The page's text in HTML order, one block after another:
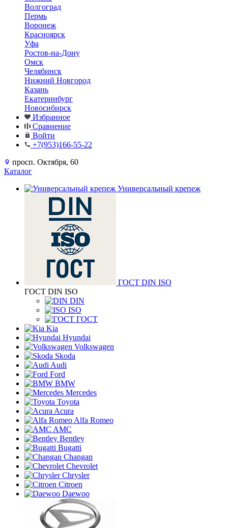
Волгоград
Пермь
Воронеж
Красноярск
Уфа
Ростов-на-Дону
Омск
Челябинск
Нижний Новгород
Казань
Екатеринбург
Новосибирск
Избранное
Сравнение
Войти
+7(953)166-55-22
просп. Октября, 60
Каталог
Универсальный крепеж
ГОСТ DIN ISO
ГОСТ DIN ISO
DIN
ISO
ГОСТ
Kia
Hyundai
Volkswagen
Skoda
Audi
Ford
BMW
Mercedes
Toyota
Acura
Alfa Romeo
AMC
Bentley
Bugatti
Changan
Chevrolet
Chrysler
Citroen
Daewoo